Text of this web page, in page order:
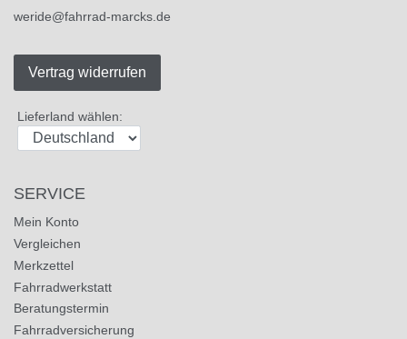
weride@fahrrad-marcks.de
Vertrag widerrufen
Lieferland wählen:
SERVICE
Mein Konto
Vergleichen
Merkzettel
Fahrradwerkstatt
Beratungstermin
Fahrradversicherung